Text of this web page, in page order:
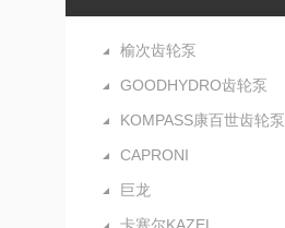
榆次齿轮泵
GOODHYDRO齿轮泵
KOMPASS康百世齿轮泵
CAPRONI
巨龙